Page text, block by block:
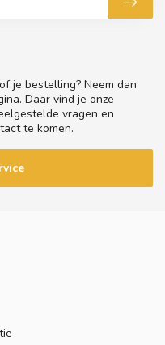
je bestelling? Neem dan
Daar vind je onze
vragen en
te komen.